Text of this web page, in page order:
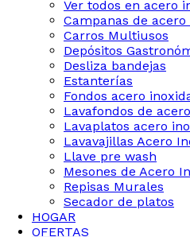
Ver todos en acero
Campanas de
Carros Multiusos
Depósitos
Desliza bandejas
Estanterías
Fondos acero
Lavafondos de
Lavaplatos acero
Lavavajillas Acero
Llave pre wash
Mesones de Acero
Repisas Murales
Secador de platos
HOGAR
OFERTAS